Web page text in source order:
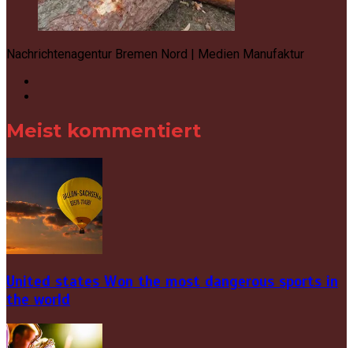
Nachrichtenagentur Bremen Nord | Medien Manufaktur
Meist kommentiert
United states Won the most dangerous sports in
the world